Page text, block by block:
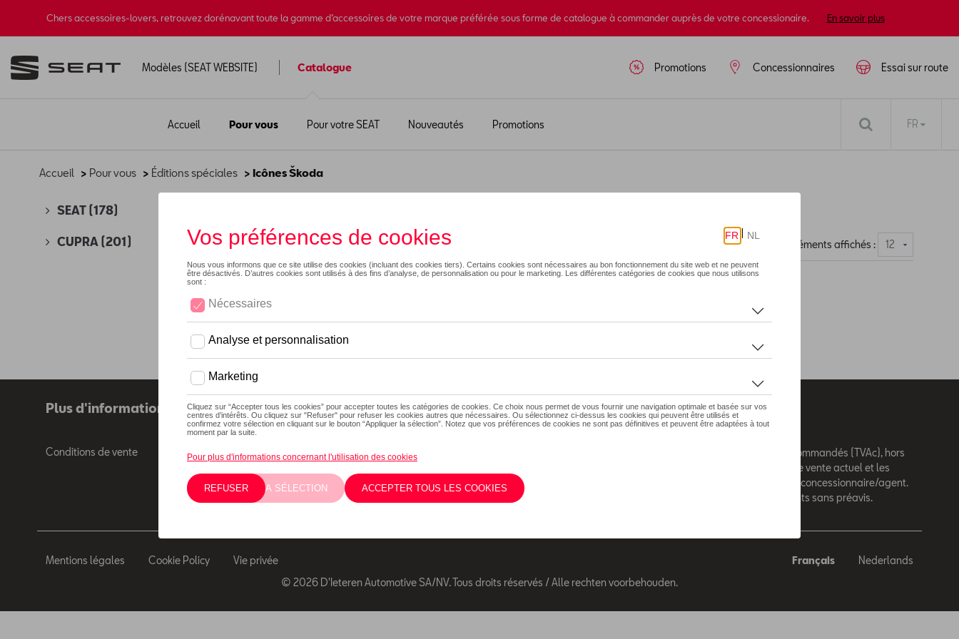
Chers accessoires-lovers, retrouvez dorénavant toute la gamme d’accessoires de votre marque préférée sous forme de catalogue à commander auprès de votre concessionaire. En savoir plus
Modèles (SEAT WEBSITE) Catalogue
Accueil Pour vous Pour votre SEAT Nouveautés Promotions
Essai sur route
Concessionnaires
Promotions
FR
Accueil > Pour vous > Éditions spéciales > Icônes Škoda
SEAT (178)
CUPRA (201) Nombre d'éléments affichés :
Plus d'informations
Conditions de vente
Suivez nous
Les prix affichés sur le présent site sont des prix recommandés (TVAc), hors
éventuels frais de montage. Pour connaitre le prix de vente actuel et les
éventuels frais de montage, veuillez contacter votre concessionnaire/agent.
Les prix recommandés sont sujets à des changements sans préavis.
Mentions légales Cookie Policy Vie privée Français
Nederlands
© 2026 D'Ieteren Automotive SA/NV. Tous droits réservés / Alle rechten voorbehouden.